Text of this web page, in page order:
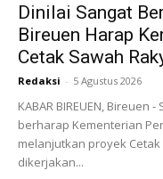
Dinilai Sangat
Bireuen Harap
Cetak Sawah
Redaksi - 5 Agustus 2026
KABAR BIREUEN,
berharap Kementerian
melanjutkan proyek Cetak
dikerjakan...